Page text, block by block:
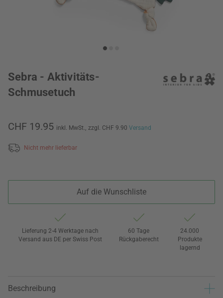
Sebra - Aktivitäts-
Schmusetuch
CHF 19.95 inkl. MwSt., zzgl. CHF 9.90 Versand
Nicht mehr lieferbar
Auf die Wunschliste
Lieferung 2-4 Werktage nach
Versand aus DE per Swiss Post
60 Tage
Rückgaberecht
24.000
Produkte
lagernd
Beschreibung